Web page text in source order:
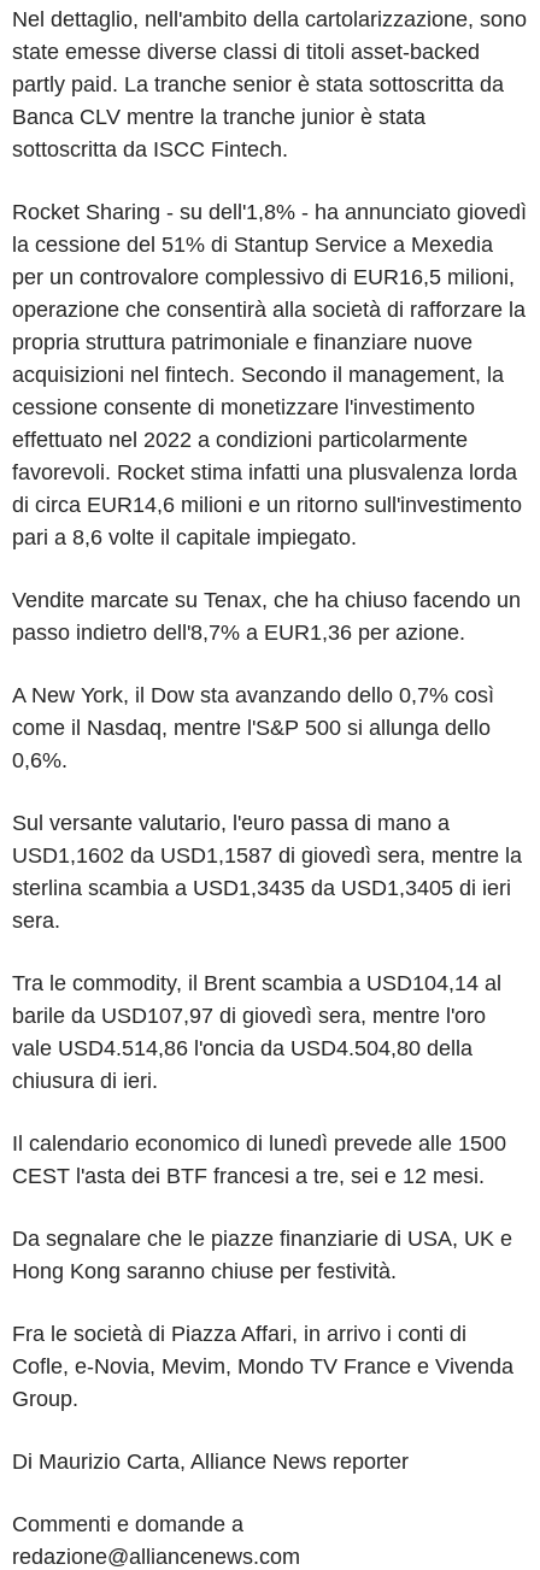
Nel dettaglio, nell'ambito della cartolarizzazione, sono
state emesse diverse classi di titoli asset-backed
partly paid. La tranche senior è stata sottoscritta da
Banca CLV mentre la tranche junior è stata
sottoscritta da ISCC Fintech.
Rocket Sharing - su dell'1,8% - ha annunciato giovedì
la cessione del 51% di Stantup Service a Mexedia
per un controvalore complessivo di EUR16,5 milioni,
operazione che consentirà alla società di rafforzare la
propria struttura patrimoniale e finanziare nuove
acquisizioni nel fintech. Secondo il management, la
cessione consente di monetizzare l'investimento
effettuato nel 2022 a condizioni particolarmente
favorevoli. Rocket stima infatti una plusvalenza lorda
di circa EUR14,6 milioni e un ritorno sull'investimento
pari a 8,6 volte il capitale impiegato.
Vendite marcate su Tenax, che ha chiuso facendo un
passo indietro dell'8,7% a EUR1,36 per azione.
A New York, il Dow sta avanzando dello 0,7% così
come il Nasdaq, mentre l'S&P 500 si allunga dello
0,6%.
Sul versante valutario, l'euro passa di mano a
USD1,1602 da USD1,1587 di giovedì sera, mentre la
sterlina scambia a USD1,3435 da USD1,3405 di ieri
sera.
Tra le commodity, il Brent scambia a USD104,14 al
barile da USD107,97 di giovedì sera, mentre l'oro
vale USD4.514,86 l'oncia da USD4.504,80 della
chiusura di ieri.
Il calendario economico di lunedì prevede alle 1500
CEST l'asta dei BTF francesi a tre, sei e 12 mesi.
Da segnalare che le piazze finanziarie di USA, UK e
Hong Kong saranno chiuse per festività.
Fra le società di Piazza Affari, in arrivo i conti di
Cofle, e-Novia, Mevim, Mondo TV France e Vivenda
Group.
Di Maurizio Carta, Alliance News reporter
Commenti e domande a
redazione@alliancenews.com